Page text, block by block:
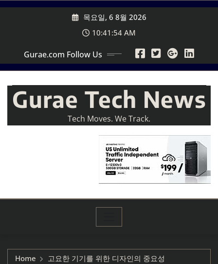
Skip
목요일, 6 8월 2026
10:41:56 AM
Gurae.com Follow Us
Gurae Tech News
Tech Moves. We Track.
Home 고요한 기기를 위한 디자인의 중요성